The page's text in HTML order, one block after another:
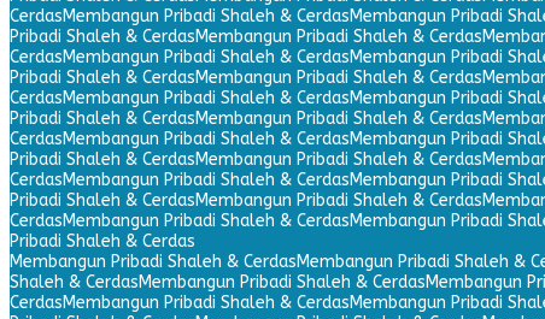
CerdasMembangun Pribadi Shaleh & CerdasMembangun Pribadi
Pribadi Shaleh & CerdasMembangun Pribadi Shaleh & Cerdas
CerdasMembangun Pribadi Shaleh & CerdasMembangun Pribadi
Pribadi Shaleh & CerdasMembangun Pribadi Shaleh & Cerdas
CerdasMembangun Pribadi Shaleh & CerdasMembangun Pribadi
Pribadi Shaleh & CerdasMembangun Pribadi Shaleh & Cerdas
CerdasMembangun Pribadi Shaleh & CerdasMembangun Pribadi
Pribadi Shaleh & CerdasMembangun Pribadi Shaleh & Cerdas
CerdasMembangun Pribadi Shaleh & CerdasMembangun Pribadi
Pribadi Shaleh & CerdasMembangun Pribadi Shaleh & Cerdas
CerdasMembangun Pribadi Shaleh & CerdasMembangun Pribadi
Pribadi Shaleh & Cerdas
Membangun Pribadi Shaleh & CerdasMembangun Pribadi Shaleh &
Shaleh & CerdasMembangun Pribadi Shaleh & CerdasMembangun
CerdasMembangun Pribadi Shaleh & CerdasMembangun Pribadi